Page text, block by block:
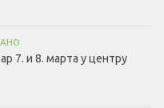
7. и 8. марта у центру